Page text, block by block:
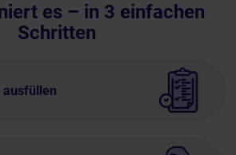
es – in 3 einfachen
Schritten
ausfüllen